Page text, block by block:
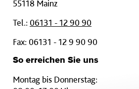
55118 Mainz
Tel.: 06131 - 12 90 90
Fax: 06131 - 12 9 90 90
So erreichen Sie uns
Montag bis Donnerstag: